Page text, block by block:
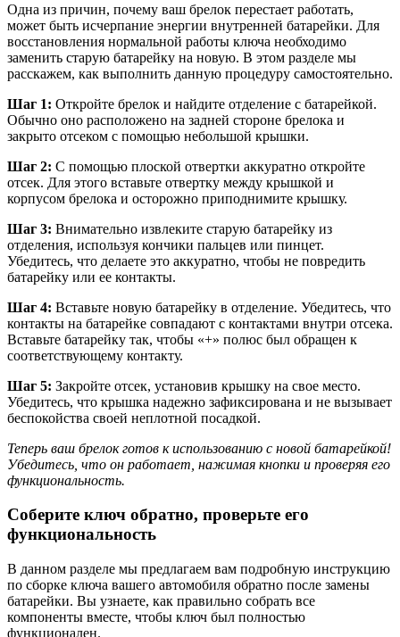
Одна из причин, почему ваш брелок перестает работать,
может быть исчерпание энергии внутренней батарейки. Для
восстановления нормальной работы ключа необходимо
заменить старую батарейку на новую. В этом разделе мы
расскажем, как выполнить данную процедуру самостоятельно.
Шаг 1: Откройте брелок и найдите отделение с батарейкой.
Обычно оно расположено на задней стороне брелока и
закрыто отсеком с помощью небольшой крышки.
Шаг 2: С помощью плоской отвертки аккуратно откройте
отсек. Для этого вставьте отвертку между крышкой и
корпусом брелока и осторожно приподнимите крышку.
Шаг 3: Внимательно извлеките старую батарейку из
отделения, используя кончики пальцев или пинцет.
Убедитесь, что делаете это аккуратно, чтобы не повредить
батарейку или ее контакты.
Шаг 4: Вставьте новую батарейку в отделение. Убедитесь, что
контакты на батарейке совпадают с контактами внутри отсека.
Вставьте батарейку так, чтобы «+» полюс был обращен к
соответствующему контакту.
Шаг 5: Закройте отсек, установив крышку на свое место.
Убедитесь, что крышка надежно зафиксирована и не вызывает
беспокойства своей неплотной посадкой.
Теперь ваш брелок готов к использованию с новой батарейкой!
Убедитесь, что он работает, нажимая кнопки и проверяя его
функциональность.
Соберите ключ обратно, проверьте его
функциональность
В данном разделе мы предлагаем вам подробную инструкцию
по сборке ключа вашего автомобиля обратно после замены
батарейки. Вы узнаете, как правильно собрать все
компоненты вместе, чтобы ключ был полностью
функционален.